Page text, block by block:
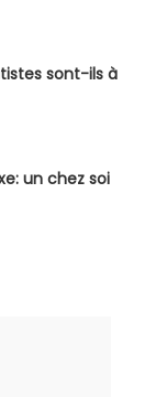
sont-ils à
un chez soi